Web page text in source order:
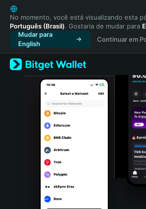
English
日本語
Tiếng Việt
Русский
Español (Latinoamérica)
Türkçe
Italiano
Português (Portugal)
Bahasa Indonesia
Português (Brasil)
No momento, você está visualizando esta
Português (Brasil). Gostaria de mudar para
Mudar para
English
Continuar em